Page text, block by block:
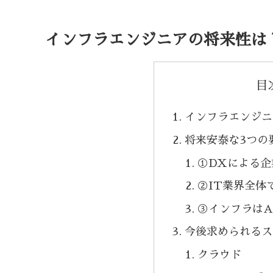
インフラエンジニアの将来性
目
インフラエンジ
将来安泰な3つの
①DXによる企
②IT業界全体
③インフラは
今後求められる
クラウド